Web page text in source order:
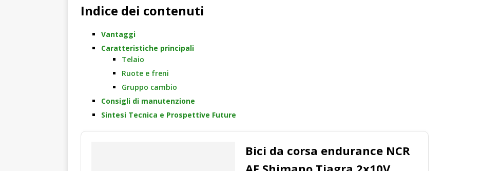
Indice dei contenuti
Vantaggi
Caratteristiche principali
Telaio
Ruote e freni
Gruppo cambio
Consigli di manutenzione
Sintesi Tecnica e Prospettive Future
Bici da corsa endurance NCR